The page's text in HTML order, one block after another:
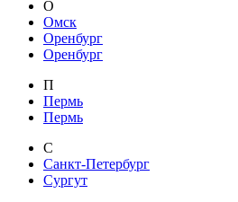
О
Омск
Оренбург
Оренбург
П
Пермь
Пермь
С
Санкт-Петербург
Сургут